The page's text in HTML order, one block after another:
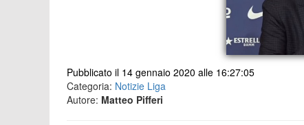
Pubblicato il 14 gennaio 2020 alle 16:27:05
Categoria: Notizie Liga
Autore: Matteo Pifferi